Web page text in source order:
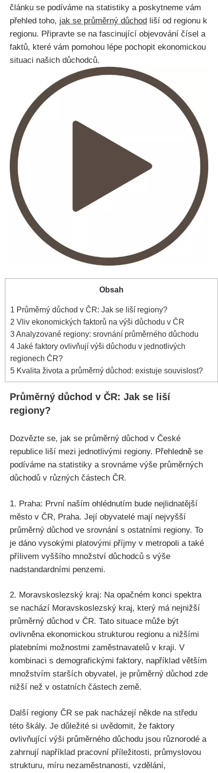
článku se podíváme na statistiky a poskytneme vám
přehled toho, jak se průměrný důchod
liší od regionu k
regionu. Připravte se na fascinující objevování čísel a
faktů, které vám pomohou lépe pochopit ekonomickou
situaci našich důchodců.
Obsah
1 Průměrný důchod v ČR: Jak se liší regiony?
2 Vliv ekonomických faktorů na výši důchodu v ČR
3Analyzované regiony: srovnání průměrného důchodu
4 Jaké faktory ovlivňují výši důchodu v jednotlivých
regionech ČR?
5 Kvalita života a průměrný důchod: existuje souvislost?
Průměrný důchod v ČR: Jak se liší
regiony?
Dozvězte se, jak se průměrný důchod v České
republice liší mezi jednotlivými regiony. Přehledně se
podíváme na statistiky a srovnáme výše průměrných
důchodů v různých částech ČR.
1. Praha: První naším ohlédnutím bude nejlidnatější
město v ČR, Praha. Její obyvatelé mají nejvyšší
průměrný důchod ve srovnání s ostatními regiony. To
je dáno vysokými platovými příjmy v metropoli a také
přílivem vyššího množství důchodců s výše
nadstandardními penzemi.
2. Moravskoslezský kraj: Na opačném konci spektra
se nachází Moravskoslezský kraj, který má nejnižší
průměrný důchod v ČR. Tato situace může být
ovlivněna ekonomickou strukturou regionu a nižšími
platebními možnostmi zaměstnavatelů v kraji. V
kombinaci s demografickými faktory, například větším
množstvím starších obyvatel, je průměrný důchod zde
nižší než v ostatních částech země.
Další regiony ČR se pak nacházejí někde na středu
této škály. Je důležité si uvědomit, že faktory
ovlivňující výši průměrného důchodu jsou různorodé a
zahrnují například pracovní příležitosti, průmyslovou
strukturu, míru nezaměstnanosti, vzdělání,